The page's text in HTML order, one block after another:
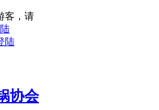
客，请
陆